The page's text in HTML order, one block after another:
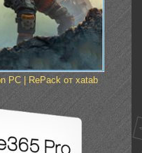
PC | RePack от xatab